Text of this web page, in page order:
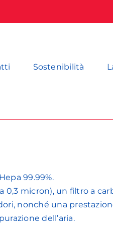
Sostenibilità
99.99%.
0,3 micron), un filtro a
nonché una
dell’aria.